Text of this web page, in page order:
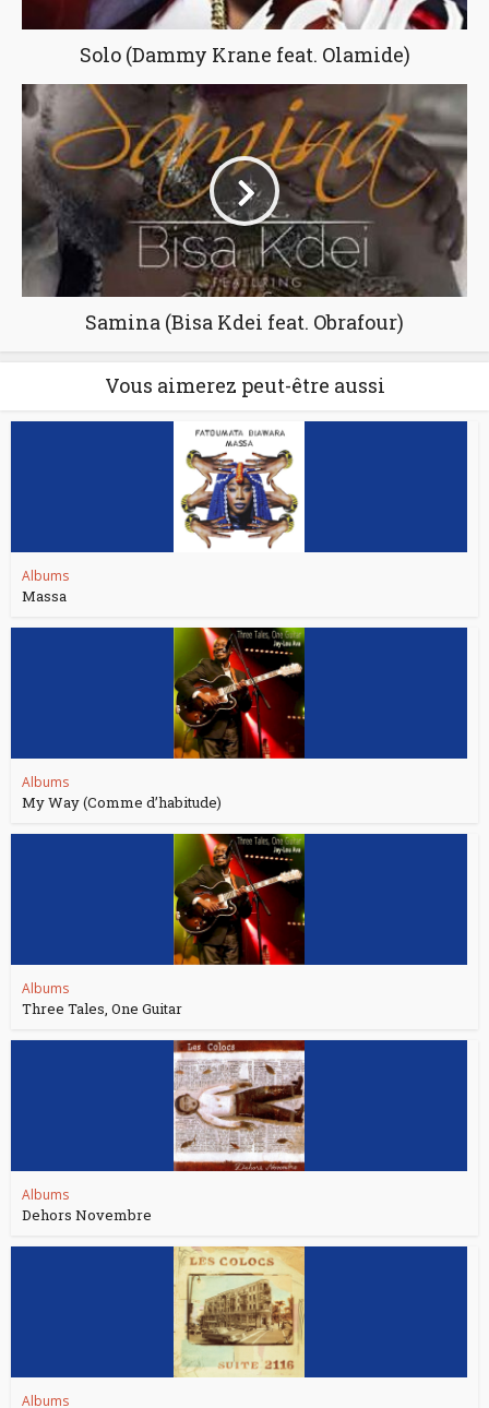
Solo (Dammy Krane feat. Olamide)
Samina (Bisa Kdei feat. Obrafour)
Vous aimerez peut-être aussi
Albums
Massa
Albums
My Way (Comme d’habitude)
Albums
Three Tales, One Guitar
Albums
Dehors Novembre
Albums